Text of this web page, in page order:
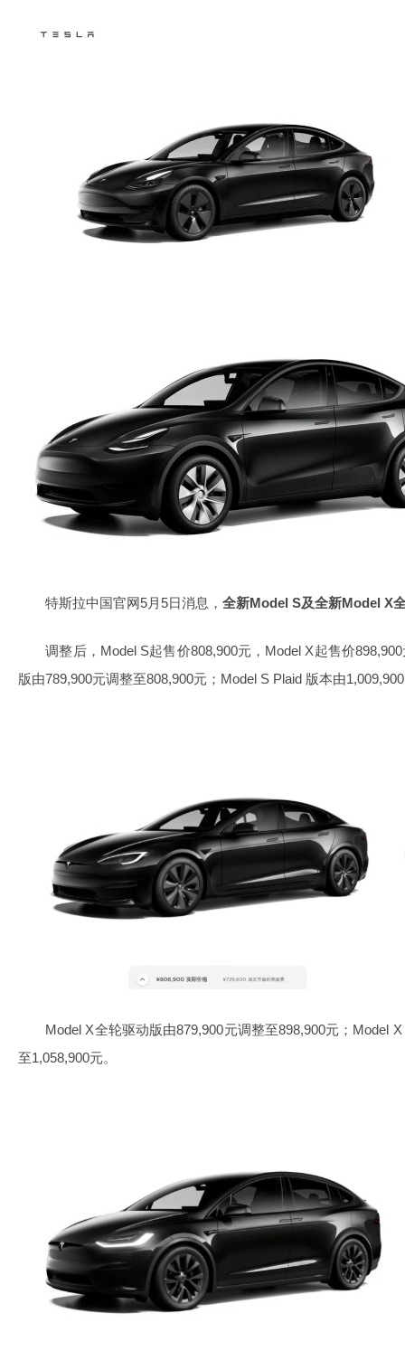
特斯拉中国官网5月5日消息， 全新Model S及全新Model X
调整后，Model S起售价808,900元，Model X起售价898,900
版由789,900元调整至808,900元；Model S Plaid 版本由
Model X全轮驱动版由879,900元调整至898,900元；Model X
至1,058,900元。